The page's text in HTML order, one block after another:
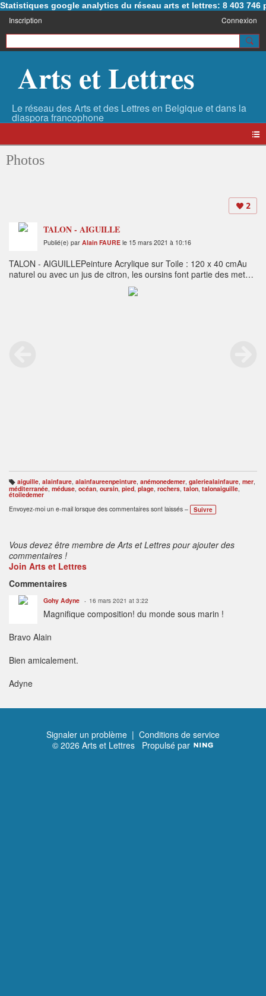
Statistiques google analytics du réseau arts et lettres: 8 403 746
Inscription Connexion
Arts et Lettres
Photos
2
TALON - AIGUILLE
Publié(e) par Alain FAURE le 15 mars 2021 à 10:16
TALON - AIGUILLEPeinture Acrylique sur Toile : 120 x 40 cmAu
naturel ou avec un jus de citron, les oursins font partie des mets
très appréciés en méditerranée. Excellents pour la santé car ils
contiennent beaucoup de protéines et autres oligoéléments, ils
B
ali
s
e
s
aiguille, alainfaure, alainfaureenpeinture, anémonedemer, galeriealainfaure, mer,
méditerranée méduse océan oursin pied plage rochers talon talonaiguille
étoiledemer
Envoyez-moi un e-mail lorsque des commentaires sont laissés –
Suivre
Vous devez être membre de Arts et Lettres pour ajouter des
commentaires !
Join Arts et Lettres
Commentaires
Gohy Adyne 16 mars 2021 at 3:22
Magnifique composition! du monde sous marin !
Bravo Alain
Bien amicalement.
Adyne
Signaler un problème | Conditions de service
© 2026 Arts et Lettres Propulsé par